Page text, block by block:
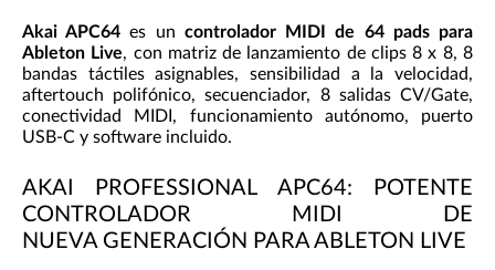
Akai APC64 es un controlador MIDI de 64 pads para
Ableton Live, con matriz de lanzamiento de clips 8 x 8, 8
bandas táctiles asignables, sensibilidad a la velocidad,
aftertouch polifónico, secuenciador, 8 salidas CV/Gate,
conectividad MIDI, funcionamiento autónomo, puerto
USB-C y software incluido.
AKAI PROFESSIONAL APC64: POTENTE
CONTROLADOR MIDI DE
NUEVA GENERACIÓN PARA ABLETON LIVE